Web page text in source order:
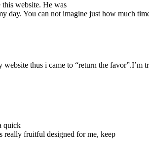
website. He was
day. You can not imagine just how much
thus i came to “return the
quick
really fruitful designed for me, keep